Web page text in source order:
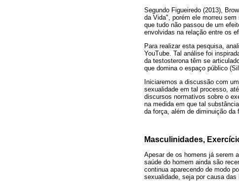
Segundo Figueiredo (2013),
da Vida", porém ele morreu
que tudo não passou de um
envolvidas na relação entre os
Para realizar esta pesquisa,
YouTube. Tal análise foi
da testosterona têm se
que domina o espaço público
Iniciaremos a discussão com
sexualidade em tal processo,
discursos normativos sobre o
na medida em que tal
da força, além de diminuição da
Masculinidades,
Apesar de os homens já serem
saúde do homem ainda são
continua aparecendo de modo
sexualidade, seja por causa